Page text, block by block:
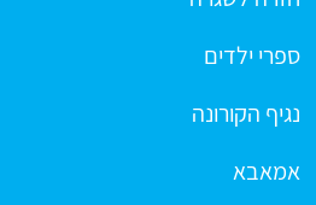
ספרי ילדים
נגיף הקורונה
אמאבא